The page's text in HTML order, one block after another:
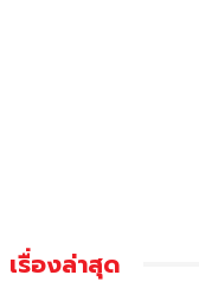
เรื่องล่าสุด